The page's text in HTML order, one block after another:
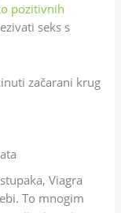
pozitivnih
seks s
začarani krug
Viagra
To mnogim